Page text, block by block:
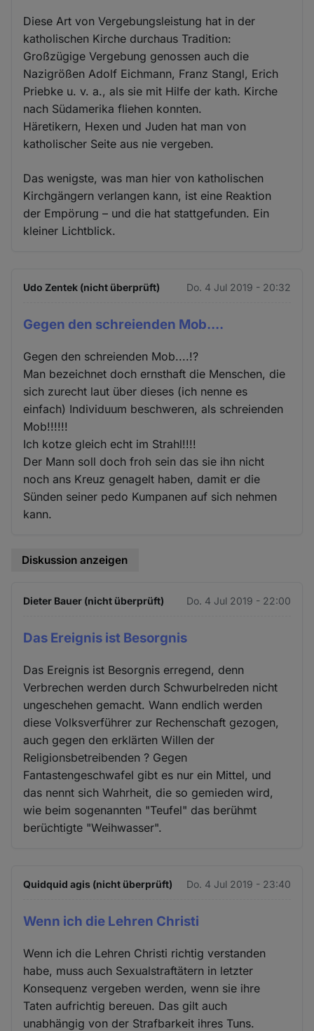
Diese Art von Vergebungsleistung hat in der
katholischen Kirche durchaus Tradition:
Großzügige Vergebung genossen auch die
Nazigrößen Adolf Eichmann, Franz Stangl, Erich
Priebke u. v. a., als sie mit Hilfe der kath. Kirche
nach Südamerika fliehen konnten.
Häretikern, Hexen und Juden hat man von
katholischer Seite aus nie vergeben.
Das wenigste, was man hier von katholischen
Kirchgängern verlangen kann, ist eine Reaktion
der Empörung – und die hat stattgefunden. Ein
kleiner Lichtblick.
Udo Zentek (nicht überprüft) Do. 4 Jul 2019 - 20:32
Gegen den schreienden Mob....
Gegen den schreienden Mob....!?
Man bezeichnet doch ernsthaft die Menschen, die
sich zurecht laut über dieses (ich nenne es
einfach) Individuum beschweren, als schreienden
Mob!!!!!!
Ich kotze gleich echt im Strahl!!!!
Der Mann soll doch froh sein das sie ihn nicht
noch ans Kreuz genagelt haben, damit er die
Sünden seiner pedo Kumpanen auf sich nehmen
kann.
Diskussion anzeigen
Dieter Bauer (nicht überprüft) Do. 4 Jul 2019 - 22:00
Das Ereignis ist Besorgnis
Das Ereignis ist Besorgnis erregend, denn
Verbrechen werden durch Schwurbelreden nicht
ungeschehen gemacht. Wann endlich werden
diese Volksverführer zur Rechenschaft gezogen,
auch gegen den erklärten Willen der
Religionsbetreibenden ? Gegen
Fantastengeschwafel gibt es nur ein Mittel, und
das nennt sich Wahrheit, die so gemieden wird,
wie beim sogenannten "Teufel" das berühmt
berüchtigte "Weihwasser".
Quidquid agis (nicht überprüft) Do. 4 Jul 2019 - 23:40
Wenn ich die Lehren Christi
Wenn ich die Lehren Christi richtig verstanden
habe, muss auch Sexualstraftätern in letzter
Konsequenz vergeben werden, wenn sie ihre
Taten aufrichtig bereuen. Das gilt auch
unabhängig von der Strafbarkeit ihres Tuns.